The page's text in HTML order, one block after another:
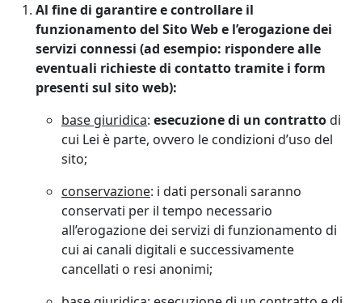
Al fine di garantire e controllare il
funzionamento del Sito Web e l’erogazione dei
servizi connessi (ad esempio: rispondere alle
eventuali richieste di contatto tramite i form
presenti sul sito web):
base giuridica: esecuzione di un contrattodi
cui Lei è parte, ovvero le condizioni d’uso del
sito;
conservazione: i dati personali saranno
conservati per il tempo necessario
all’erogazione dei servizi di funzionamento di
cui ai canali digitali e successivamente
cancellati o resi anonimi;